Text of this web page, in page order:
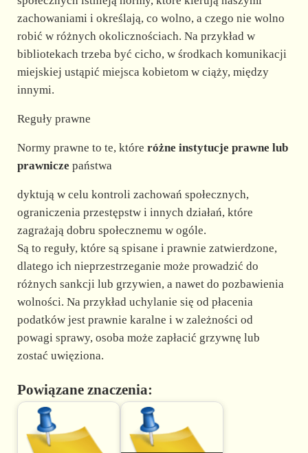
V
i
e
o
zachowaniami i określają, co wolno, a czego nie wolno
robić w różnych okolicznościach. Na przykład w
bibliotekach trzeba być cicho, w środkach komunikacji
miejskiej ustąpić miejsca kobietom w ciąży, między
innymi.
Reguły prawne
Normy prawne to te, które różne instytucje prawne lub
prawnicze państwa
dyktują w celu kontroli zachowań społecznych,
ograniczenia przestępstw i innych działań, które
zagrażają dobru społecznemu w ogóle.
Są to reguły, które są spisane i prawnie zatwierdzone,
dlatego ich nieprzestrzeganie może prowadzić do
różnych sankcji lub grzywien, a nawet do pozbawienia
wolności. Na przykład uchylanie się od płacenia
podatków jest prawnie karalne i w zależności od
powagi sprawy, osoba może zapłacić grzywnę lub
zostać uwięziona.
Powiązane znaczenia: